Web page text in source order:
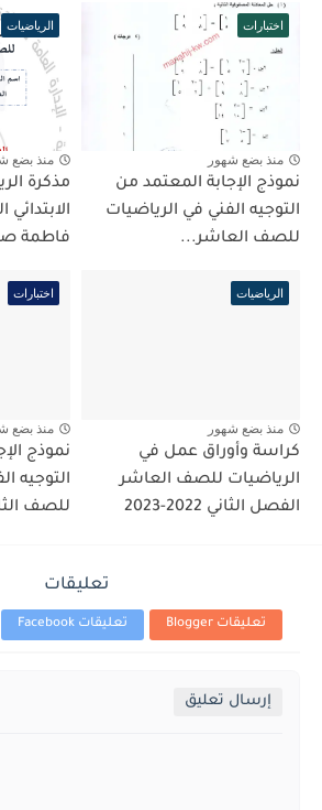
اختبارات
منذ بضع شهور
نموذج الإجابة المعتمد من
التوجيه الفني في الرياضيات
للصف العاشر...
الرياضيات
منذ بضع
مذكرة
فاطمة
الرياضيات
منذ بضع شهور
كراسة وأوراق عمل في
الرياضيات للصف العاشر
الفصل الثاني 2022-2023
اختبارات
منذ بضع
نموذج
التوجيه
للصف
تعليقات
تعليقات Blogger تعليقات Facebook
إرسال تعليق